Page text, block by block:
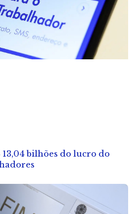
13,04 bilhões do lucro do